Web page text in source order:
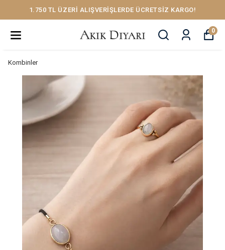
1.750 TL ÜZERİ ALIŞVERİŞLERDE ÜCRETSİZ KARGO!
0
Kombinler